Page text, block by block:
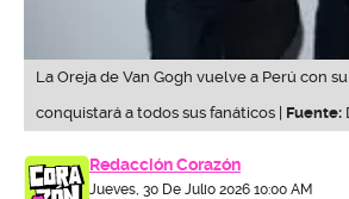
La Oreja de Van Gogh vuelve a Perú con
conquistará a todos sus fanáticos | Fuente:
Redacción Corazón
Jueves, 30 De Julio 2026 10:00 AM